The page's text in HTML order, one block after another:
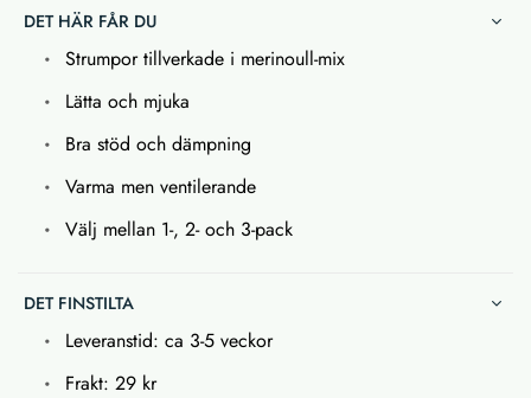
DET HÄR FÅR DU
Strumpor tillverkade i merinoull-mix
Lätta och mjuka
Bra stöd och dämpning
Varma men ventilerande
Välj mellan 1-, 2- och 3-pack
DET FINSTILTA
Leveranstid: ca 3-5 veckor
Frakt: 29 kr